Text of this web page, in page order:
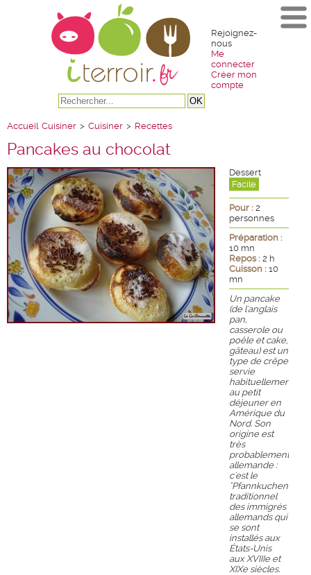
Rejoignez-
nous
Me
connecter
Créer mon
compte
Accueil Cuisiner > Cuisiner > Recettes
Pancakes au chocolat
Dessert
Facile
Pour : 2
personnes
Préparation :
10 mn
Repos : 2 h
Cuisson : 10
mn
Un pancake
(de l'anglais
pan,
casserole ou
poêle et cake,
gâteau) est un
type de crêpe
servie
habituellement
au petit
déjeuner en
Amérique du
Nord. Son
origine est
très
probablement
allemande :
c'est le
"Pfannkuchen"
traditionnel
des immigrés
allemands qui
se sont
installés aux
États-Unis
aux XVIIIe et
XIXe siècles.